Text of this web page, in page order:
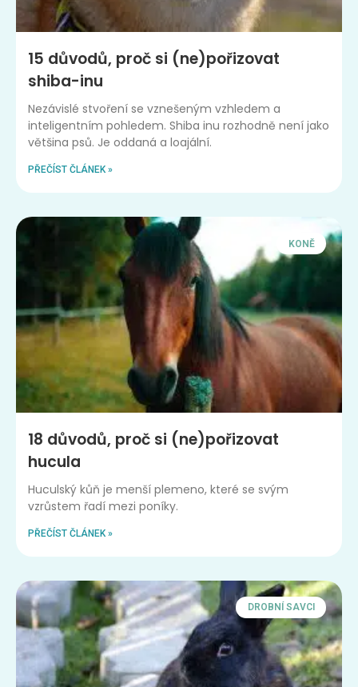
15 důvodů, proč si (ne)pořizovat
shiba-inu
Nezávislé stvoření se vznešeným vzhledem a
inteligentním pohledem. Shiba inu rozhodně není jako
většina psů. Je oddaná a loajální.
PŘEČÍST ČLÁNEK »
KONĚ
18 důvodů, proč si (ne)pořizovat
hucula
Huculský kůň je menší plemeno, které se svým
vzrůstem řadí mezi poníky.
PŘEČÍST ČLÁNEK »
DROBNÍ SAVCI